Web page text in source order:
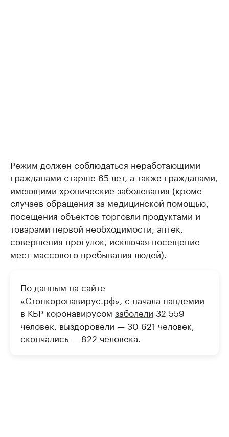
Режим должен соблюдаться неработающими
гражданами старше 65 лет, а также гражданами,
имеющими хронические заболевания (кроме
случаев обращения за медицинской помощью,
посещения объектов торговли продуктами и
товарами первой необходимости, аптек,
совершения прогулок, исключая посещение
мест массового пребывания людей).
По данным на сайте
«Стопкоронавирус.рф», с начала пандемии
в КБР коронавирусом заболели 32 559
человек, выздоровели — 30 621 человек,
скончались — 822 человека.